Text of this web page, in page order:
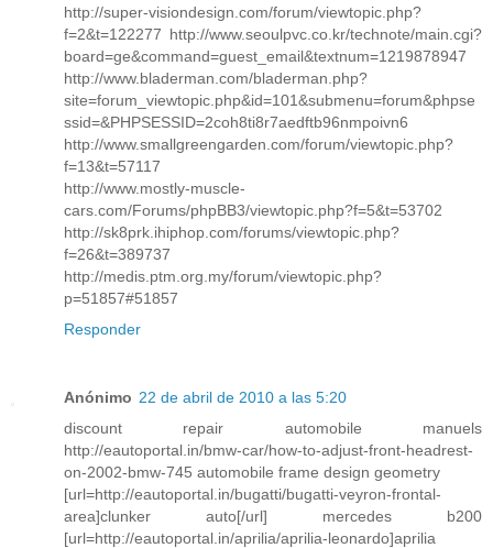
http://super-visiondesign.com/forum/viewtopic.php?
f=2&t=122277 http://www.seoulpvc.co.kr/technote/main.cgi?
board=ge&command=guest_email&textnum=1219878947
http://www.bladerman.com/bladerman.php?
site=forum_viewtopic.php&id=101&submenu=forum&phpse
ssid=&PHPSESSID=2coh8ti8r7aedftb96nmpoivn6
http://www.smallgreengarden.com/forum/viewtopic.php?
f=13&t=57117
http://www.mostly-muscle-
cars.com/Forums/phpBB3/viewtopic.php?f=5&t=53702
http://sk8prk.ihiphop.com/forums/viewtopic.php?
f=26&t=389737
http://medis.ptm.org.my/forum/viewtopic.php?
p=51857#51857
Responder
Anónimo 22 de abril de 2010 a las 5:20
discount repair automobile manuels
http://eautoportal.in/bmw-car/how-to-adjust-front-headrest-
on-2002-bmw-745 automobile frame design geometry
[url=http://eautoportal.in/bugatti/bugatti-veyron-frontal-
area]clunker auto[/url] mercedes b200
[url=http://eautoportal.in/aprilia/aprilia-leonardo]aprilia